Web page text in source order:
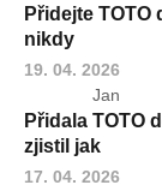
Přidejte
nikdy
19. 04. 2026
Jan
Přidala TOTO
zjistil jak
17. 04. 2026